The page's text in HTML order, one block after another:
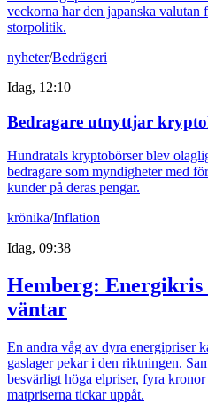
veckorna har den japanska
storpolitik.
nyheter/Bedrägeri
Idag, 12:10
Bedragare utnyttjar
Hundratals kryptobörser blev
bedragare som myndigheter med
kunder på deras pengar.
krönika/Inflation
Idag, 09:38
Hemberg: Energikris
väntar
En andra våg av dyra energipriser
gaslager pekar i den riktningen.
besvärligt höga elpriser, fyra
matpriserna tickar uppåt.